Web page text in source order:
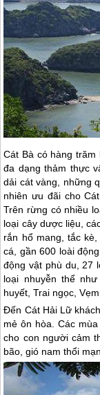
Cát Bà có hàng trăm
đa dạng thảm thực
dải cát vàng, những
nhiên ưu đãi cho
Trên rừng có nhiều
loại cây dược liệu,
rắn hổ mang, tắc
cá, gần 600 loài
động vật phù du, 27
loại nhuyễn thể
huyết, Trai ngọc,
Đến Cát Hải Lữ
mẻ ôn hòa. Các
cho con người cảm
bão, gió nam thổi